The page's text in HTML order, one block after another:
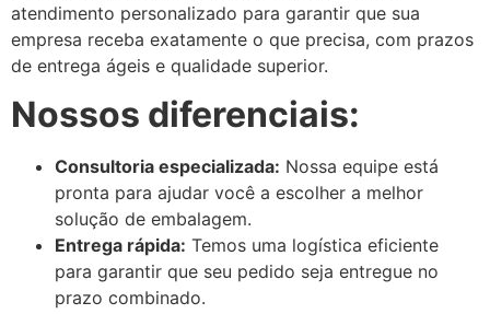
atendimento personalizado para garantir que sua
empresa receba exatamente o que precisa, com prazos
de entrega ágeis e qualidade superior.
Nossos diferenciais:
Consultoria especializada: Nossa equipe está
pronta para ajudar você a escolher a melhor
solução de embalagem.
Entrega rápida: Temos uma logística eficiente
para garantir que seu pedido seja entregue no
prazo combinado.